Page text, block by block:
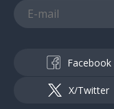
Facebook
X/Twitter